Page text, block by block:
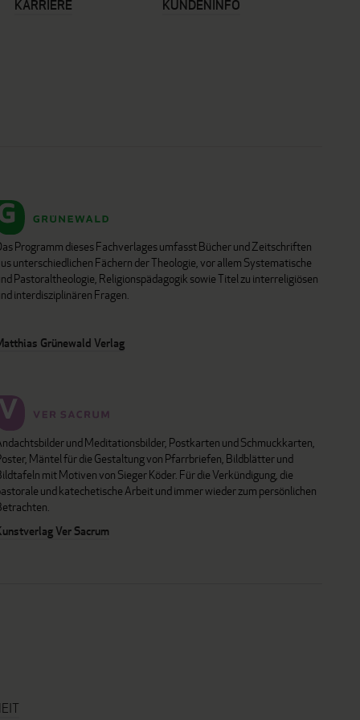
KARRIERE KUNDENINFO
Programm dieses Fachverlages umfasst Bücher und Zeitschriften
unterschiedlichen Fächern der Theologie, vor allem Systematische
Pastoraltheologie, Religionspädagogik sowie Titel zu interreligiösen
interdisziplinären Fragen.
Grünewald Verlag
und Meditationsbilder, Postkarten und Schmuckkarten,
Mäntel für die Gestaltung von Pfarrbriefen, Bildblätter und
mit Motiven von Sieger Köder. Für die Verkündigung, die
und katechetische Arbeit und immer wieder zum persönlichen
Ver Sacrum